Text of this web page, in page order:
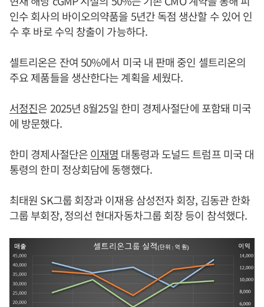
인수 회사의 바이오의약품을 5년간 독점 생산할 수 있어 인
수 후 바로 수익 창출이 가능하다.
셀트리온은 잔여 50%에서 미국 내 판매 중인 셀트리온의
주요 제품들을 생산한다는 계획을 세웠다.
서정진은 2025년 8월25일 한미 경제사절단에 포함돼 미국
에 방문했다.
한미 경제사절단은이재명 대통령과 도널드 트럼프 미국 대
통령의 한미 정상회담에 동행했다.
최태원 SK그룹 회장과 이재용 삼성전자 회장, 김동관 한화
그룹 부회장, 정의선 현대자동차그룹 회장 등이 참석했다.